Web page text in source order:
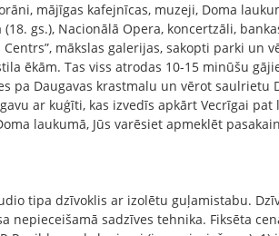
mājīgas kafejnīcas, muzeji, Doma
(18. gs.), Nacionālā Opera, koncertzāli,
Centrs”, mākslas galerijas, sakopti parki un
ēkām. Tas viss atrodas 10-15 minūšu
pa Daugavas krastmalu un vērot saulrietu
ar kuģīti, kas izvedīs apkārt Vecrīgai
laukumā, Jūs varēsiet apmeklēt
tipa dzīvoklis ar izolētu guļamistabu.
nepieceišamā sadzīves tehnika. Fiksēta